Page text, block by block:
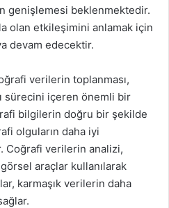
genişlemesi beklenmektedir.
olan etkileşimini anlamak için
devam edecektir.
verilerin toplanması,
sürecini içeren önemli bir
bilgilerin doğru bir şekilde
olguların daha iyi
Coğrafi verilerin analizi,
araçlar kullanılarak
karmaşık verilerin daha